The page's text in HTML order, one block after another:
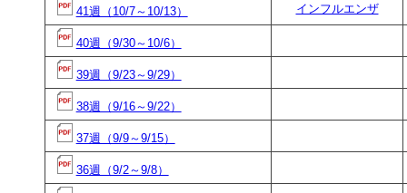
41週（10/7～10/13） インフルエンザ
40週（9/30～10/6）
39週（9/23～9/29）
38週（9/16～9/22）
37週（9/9～9/15）
36週（9/2～9/8）